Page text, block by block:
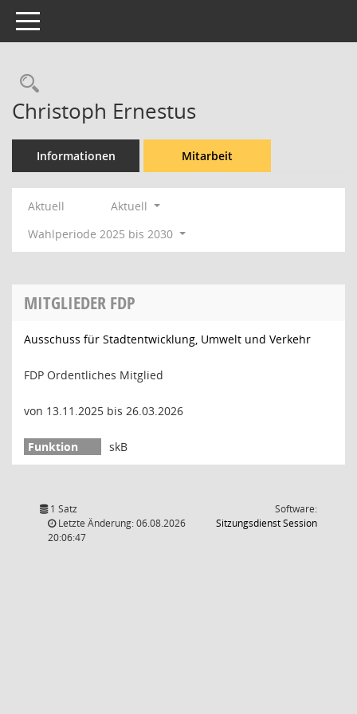
Toggle navigation
Rechercheauswahl
Christoph Ernestus
Informationen Mitarbeit
Aktuell
Aktuell
Wahlperiode 2025 bis 2030
MITGLIEDER FDP
Ausschuss für Stadtentwicklung, Umwelt und Verkehr
FDP Ordentliches Mitglied
von 13.11.2025 bis 26.03.2026
skB
1 Satz
Letzte Änderung: 06.08.2026
20:06:47
Software:
SitzungsdienstSession(Wird in